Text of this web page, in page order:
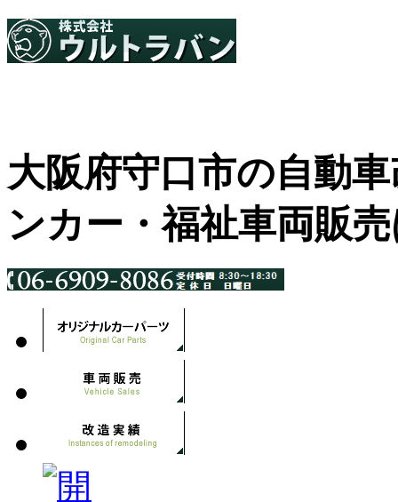
大阪府守口市の自動
ンカー・福祉車両販